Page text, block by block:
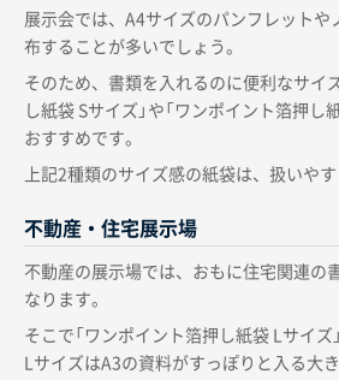
展示会では、A4サイズのパンフレットや
布することが多いでしょう。
そのため、書類を入れるのに便利なサイ
し紙袋 Sサイズ」や「ワンポイント箔押し
おすすめです。
上記2種類のサイズ感の紙袋は、扱いや
不動産・住宅展示場
不動産の展示場では、おもに住宅関連の
なります。
そこで「ワンポイント箔押し紙袋 Lサイズ
LサイズはA3の資料がすっぽりと入る大